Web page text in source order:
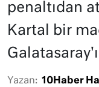
penaltıdan
Kartal bir
Yazan: 10Haber